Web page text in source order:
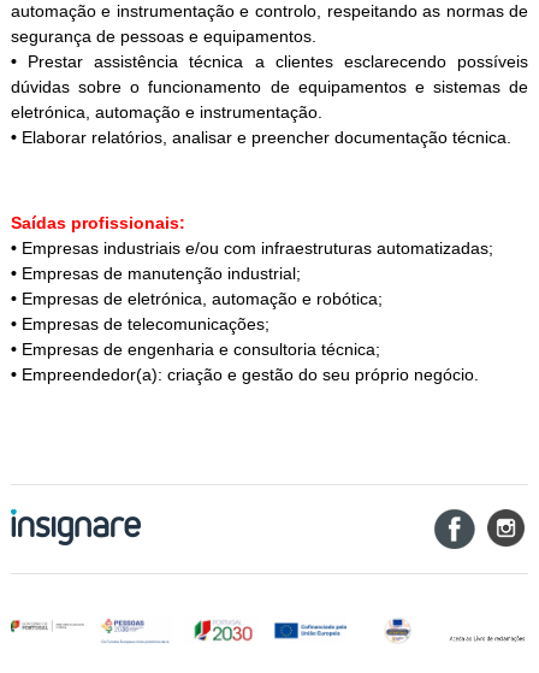
automação e instrumentação e controlo, respeitando as normas de
segurança de pessoas e equipamentos.
• Prestar assistência técnica a clientes esclarecendo possíveis
dúvidas sobre o funcionamento de equipamentos e sistemas de
eletrónica, automação e instrumentação.
• Elaborar relatórios, analisar e preencher documentação técnica.
Saídas profissionais:
•Empresas industriais e/ou com infraestruturas automatizadas;
•Empresas de manutenção industrial;
•Empresas de eletrónica, automação e robótica;
•Empresas de telecomunicações;
•Empresas de engenharia e consultoria técnica;
•Empreendedor(a): criação e gestão do seu próprio negócio.